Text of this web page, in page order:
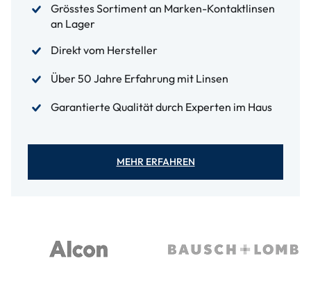
Grösstes Sortiment an Marken-Kontaktlinsen
an Lager
Direkt vom Hersteller
Über 50 Jahre Erfahrung mit Linsen
Garantierte Qualität durch Experten im Haus
MEHR ERFAHREN